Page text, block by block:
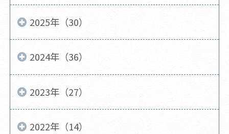
2025年（30）
2024年（36）
2023年（27）
2022年（14）